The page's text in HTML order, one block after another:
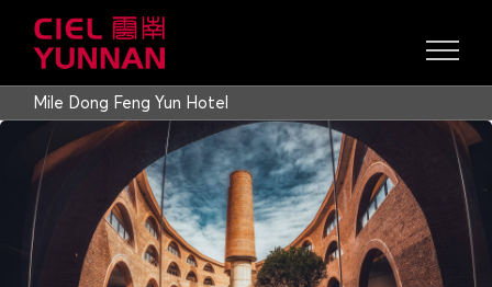
content
Mile Dong Feng Yun Hotel